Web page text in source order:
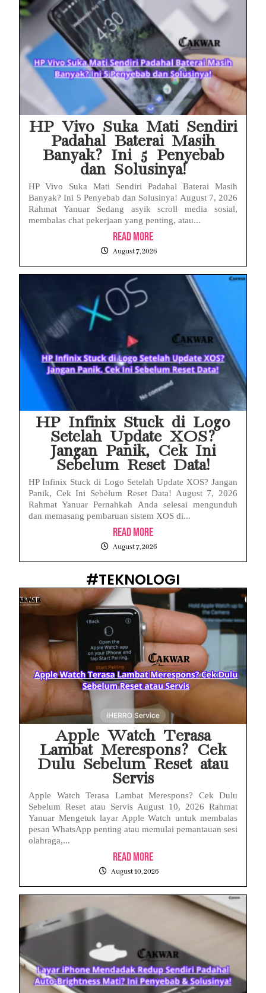
HP Vivo Suka Mati Sendiri
Padahal Baterai Masih
Banyak? Ini 5 Penyebab
dan Solusinya!
HP Vivo Suka Mati Sendiri Padahal Baterai Masih
Banyak? Ini 5 Penyebab dan Solusinya! August 7, 2026
Rahmat Yanuar Sedang asyik scroll media sosial,
membalas chat pekerjaan yang penting, atau...
Read More
August 7, 2026
HP Infinix Stuck di Logo
Setelah Update XOS?
Jangan Panik, Cek Ini
Sebelum Reset Data!
HP Infinix Stuck di Logo Setelah Update XOS? Jangan
Panik, Cek Ini Sebelum Reset Data! August 7, 2026
Rahmat Yanuar Pernahkah Anda selesai mengunduh
dan memasang pembaruan sistem XOS di...
Read More
August 7, 2026
#TEKNOLOGI
Apple Watch Terasa
Lambat Merespons? Cek
Dulu Sebelum Reset atau
Servis
Apple Watch Terasa Lambat Merespons? Cek Dulu
Sebelum Reset atau Servis August 10, 2026 Rahmat
Yanuar Mengetuk layar Apple Watch untuk membalas
pesan WhatsApp penting atau memulai pemantauan sesi
olahraga,...
Read More
August 10, 2026